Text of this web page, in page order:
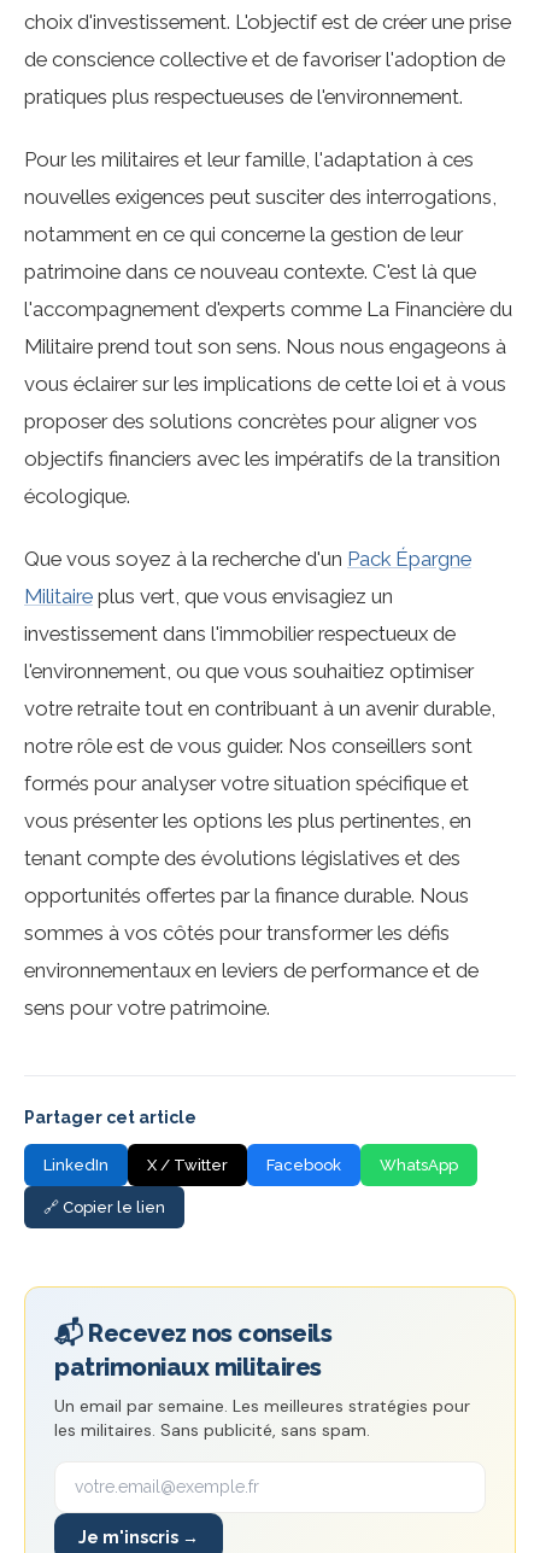
choix d'investissement. L'objectif est de créer une prise
de conscience collective et de favoriser l'adoption de
pratiques plus respectueuses de l'environnement.
Pour les militaires et leur famille, l'adaptation à ces
nouvelles exigences peut susciter des interrogations,
notamment en ce qui concerne la gestion de leur
patrimoine dans ce nouveau contexte. C'est là que
l'accompagnement d'experts comme La Financière du
Militaire prend tout son sens. Nous nous engageons à
vous éclairer sur les implications de cette loi et à vous
proposer des solutions concrètes pour aligner vos
objectifs financiers avec les impératifs de la transition
écologique.
Que vous soyez à la recherche d'un Pack Épargne
Militaire plus vert, que vous envisagiez un
investissement dans l'immobilier respectueux de
l'environnement, ou que vous souhaitiez optimiser
votre retraite tout en contribuant à un avenir durable,
notre rôle est de vous guider. Nos conseillers sont
formés pour analyser votre situation spécifique et
vous présenter les options les plus pertinentes, en
tenant compte des évolutions législatives et des
opportunités offertes par la finance durable. Nous
sommes à vos côtés pour transformer les défis
environnementaux en leviers de performance et de
sens pour votre patrimoine.
Partager cet article
LinkedIn X / Twitter Facebook WhatsApp
🔗 Copier le lien
📬 Recevez nos conseils
patrimoniaux militaires
Un email par semaine. Les meilleures stratégies pour
les militaires. Sans publicité, sans spam.
Je m'inscris →